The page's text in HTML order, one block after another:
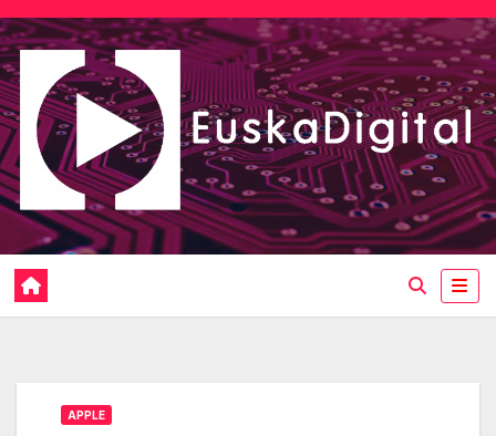
Saltar
al
contenido
APPLE